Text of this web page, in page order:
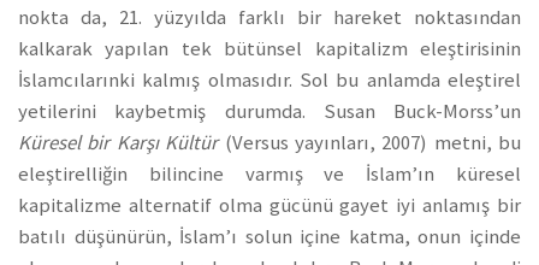
nokta da, 21. yüzyılda farklı bir hareket noktasından
kalkarak yapılan tek bütünsel kapitalizm eleştirisinin
İslamcılarınki kalmış olmasıdır. Sol bu anlamda eleştirel
yetilerini kaybetmiş durumda. Susan Buck-Morss’un
Küresel bir Karşı Kültür(Versus yayınları, 2007) metni, bu
eleştirelliğin bilincine varmış ve İslam’ın küresel
kapitalizme alternatif olma gücünü gayet iyi anlamış bir
batılı düşünürün, İslam’ı solun içine katma, onun içinde